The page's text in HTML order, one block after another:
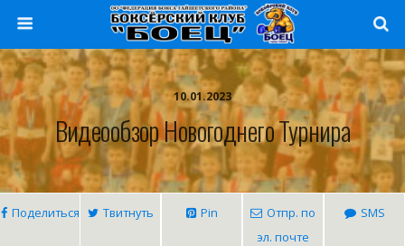
10.01.2023
Видеообзор Новогоднего Турнира
Поделиться Твитнуть Pin
Отпр. по
эл. почте
SMS